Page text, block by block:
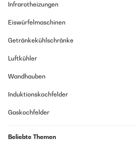
Infrarotheizungen
Eiswürfelmaschinen
Getränkekühlschränke
Luftkühler
Wandhauben
Induktionskochfelder
Gaskochfelder
Beliebte Themen